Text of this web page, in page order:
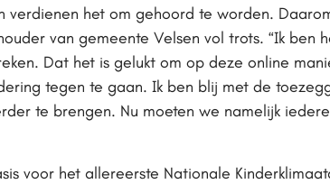
verdienen het om gehoord te worden.
van gemeente Velsen vol trots. “Ik ben
Dat het is gelukt om op deze online
tegen te gaan. Ik ben blij met de
te brengen. Nu moeten we namelijk
voor het allereerste Nationale